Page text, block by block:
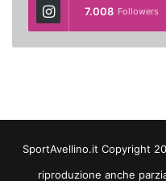
7.008 Followers
SportAvellino.it Copyright
riproduzione anche